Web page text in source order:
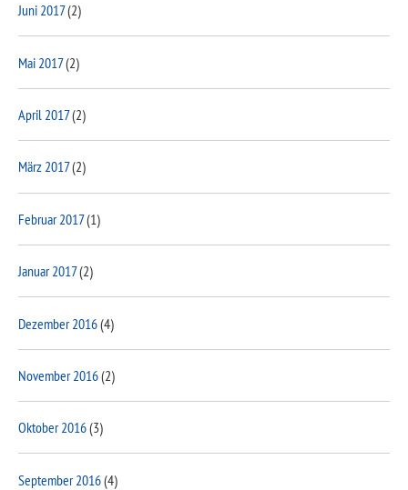
Juni 2017(2)
Mai 2017(2)
April 2017(2)
März 2017(2)
Februar 2017(1)
Januar 2017(2)
Dezember 2016(4)
November 2016(2)
Oktober 2016(3)
September 2016(4)